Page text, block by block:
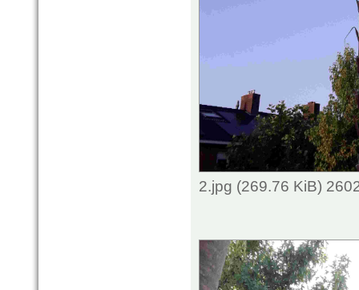
2.jpg (269.76 KiB)